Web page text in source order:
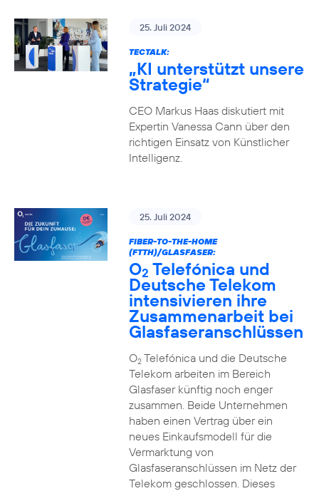
25. Juli 2024
TECTALK:
„KI unterstützt unsere
Strategie“
CEO Markus Haas diskutiert mit
Expertin Vanessa Cann über den
richtigen Einsatz von Künstlicher
Intelligenz.
25. Juli 2024
FIBER-TO-THE-HOME
(FTTH)/GLASFASER:
O2 Telefónica und
Deutsche Telekom
intensivieren ihre
Zusammenarbeit bei
Glasfaseranschlüssen
O2Telefónica und die Deutsche
Telekom arbeiten im Bereich
Glasfaser künftig noch enger
zusammen. Beide Unternehmen
haben einen Vertrag über ein
neues Einkaufsmodell für die
Vermarktung von
Glasfaseranschlüssen im Netz der
Telekom geschlossen. Dieses